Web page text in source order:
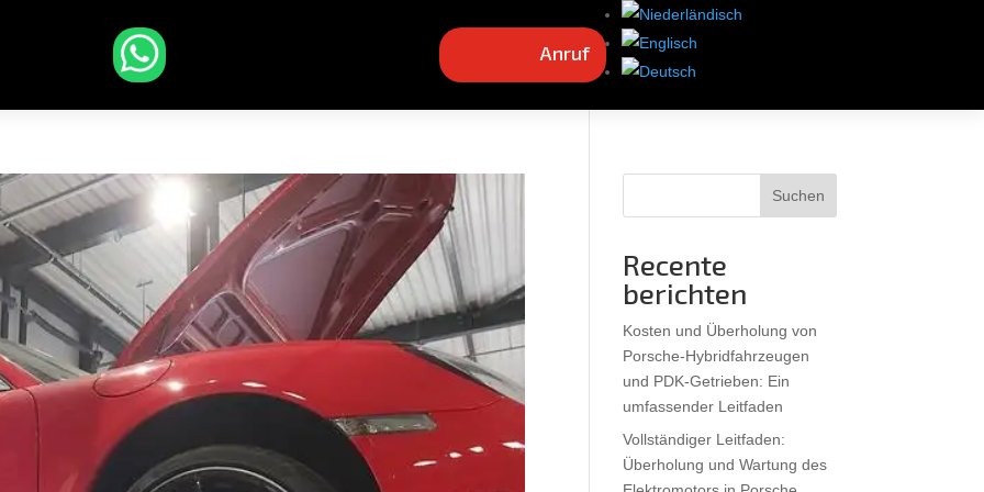
Anruf
Suchen
Recente
berichten
Kosten und Überholung von
Porsche-Hybridfahrzeugen
und PDK-Getrieben: Ein
umfassender Leitfaden
Vollständiger Leitfaden:
Überholung und Wartung des